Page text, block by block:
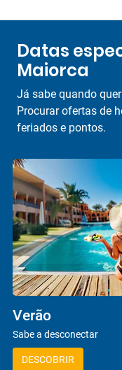
Datas
Maiorca
Já sabe quando
Procurar ofertas de
feriados e pontos.
Verão
Sabe a desconectar
DESCOBRIR